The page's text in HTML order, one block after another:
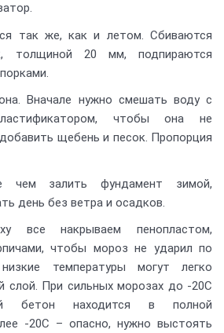
так же, как и летом. Сбиваются
толщиной 20 мм, подпираются
Вначале нужно смешать воду с
чтобы она не
щебень и песок. Пропорция
чем залить фундамент зимой,
день без ветра и осадков.
все накрываем пенопластом,
чтобы мороз не ударил по
температуры могут легко
слой. При сильных морозах до -20С
бетон находится в полной
-20С – опасно, нужно выстоять